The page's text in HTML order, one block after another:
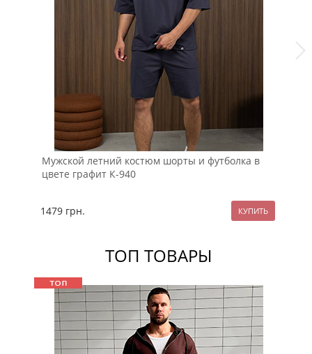
Мужской летний костюм шорты и футболка в
цвете графит К-940
1479 грн.
ТОП ТОВАРЫ